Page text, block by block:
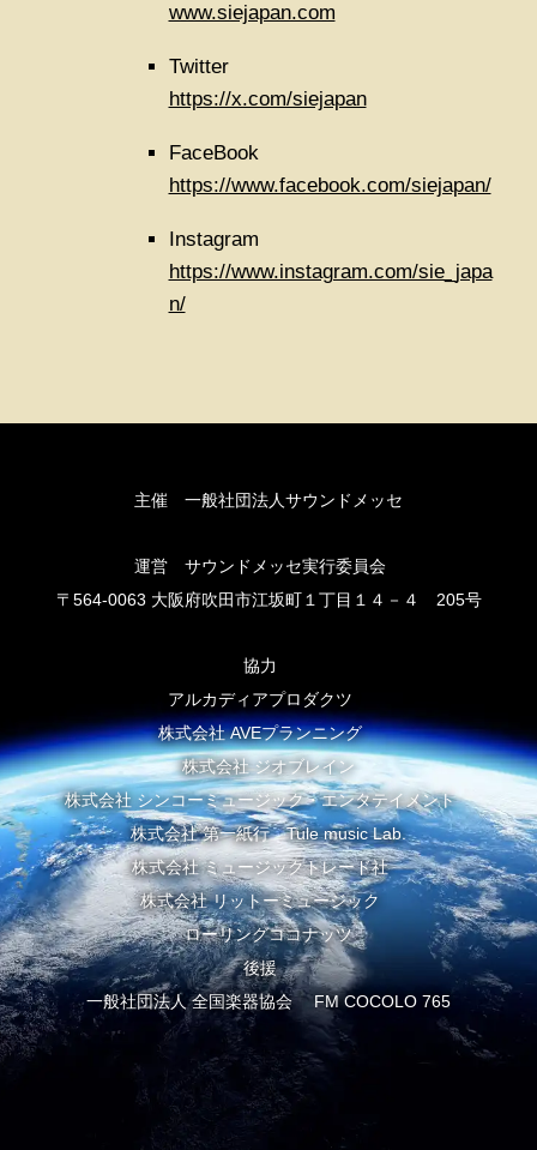
www.siejapan.com
Twitter
https://x.com/siejapan
FaceBook
https://www.facebook.com/siejapan/
Instagram
https://www.instagram.com/sie_japa
n/
主催 一般社団法人サウンドメッセ
運営 サウンドメッセ実行委員会
〒564-0063 大阪府吹田市江坂町１丁目１４－４ 205号
協力
アルカディアプロダクツ
株式会社 AVEプランニング
株式会社 ジオブレイン
株式会社 シンコーミュージック・エンタテイメント
株式会社 第一紙行 Tule music Lab.
株式会社 ミュージックトレード社
株式会社 リットーミュージック
ローリングココナッツ
後援
一般社団法人 全国楽器協会 FM COCOLO 765